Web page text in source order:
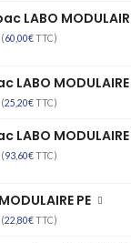
LABO
60,00€TTC)
25,20€TTC)
93,60€TTC)
PE
22,80€TTC)